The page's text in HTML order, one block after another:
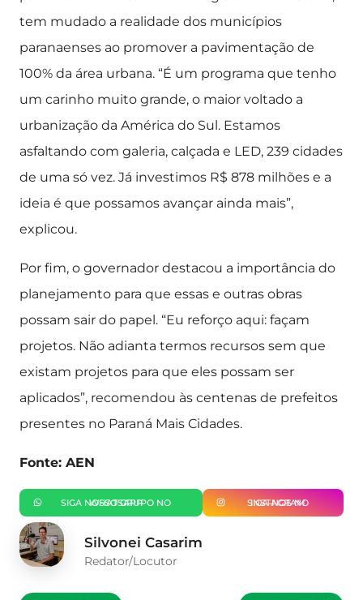
tem mudado a realidade dos municípios
paranaenses ao promover a pavimentação de
100% da área urbana. “É um programa que tenho
um carinho muito grande, o maior voltado a
urbanização da América do Sul. Estamos
asfaltando com galeria, calçada e LED, 239 cidades
de uma só vez. Já investimos R$ 878 milhões e a
ideia é que possamos avançar ainda mais”,
explicou.
Por fim, o governador destacou a importância do
planejamento para que essas e outras obras
possam sair do papel. “Eu reforço aqui: façam
projetos. Não adianta termos recursos sem que
existam projetos para que eles possam ser
aplicados”, recomendou às centenas de prefeitos
presentes no Paraná Mais Cidades.
Fonte: AEN
SIGA NOSSO GRUPO NO WHATSAPP SIGA-NOS NO INSTAGRAM
Silvonei Casarim
Redator/Locutor